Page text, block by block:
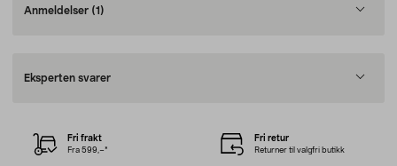
Anmeldelser (1)
Eksperten svarer
Fri frakt
Fra 599,–*
Fri retur
Returner til valgfri butikk